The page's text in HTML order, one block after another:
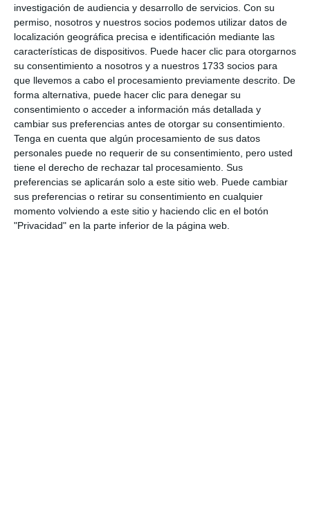
investigación de audiencia y desarrollo de servicios. Con su
permiso, nosotros y nuestros socios podemos utilizar datos de
localización geográfica precisa e identificación mediante las
características de dispositivos. Puede hacer clic para otorgarnos
su consentimiento a nosotros y a nuestros 1733 socios para
que llevemos a cabo el procesamiento previamente descrito. De
forma alternativa, puede hacer clic para denegar su
consentimiento o acceder a información más detallada y
cambiar sus preferencias antes de otorgar su consentimiento.
Tenga en cuenta que algún procesamiento de sus datos
personales puede no requerir de su consentimiento, pero usted
tiene el derecho de rechazar tal procesamiento. Sus
preferencias se aplicarán solo a este sitio web. Puede cambiar
sus preferencias o retirar su consentimiento en cualquier
momento volviendo a este sitio y haciendo clic en el botón
"Privacidad" en la parte inferior de la página web.